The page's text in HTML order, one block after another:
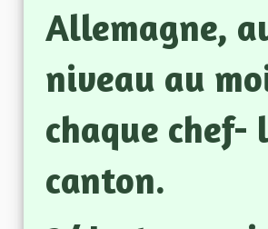
Allemagne,
niveau au
chaque chef-
canton.